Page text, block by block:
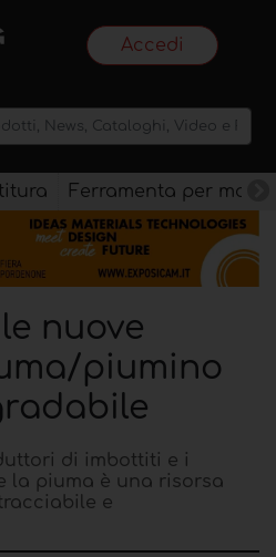
Accedi
Ferramenta per mobili
nuove
piumino
di imbottiti e i
la piuma è una risorsa
e